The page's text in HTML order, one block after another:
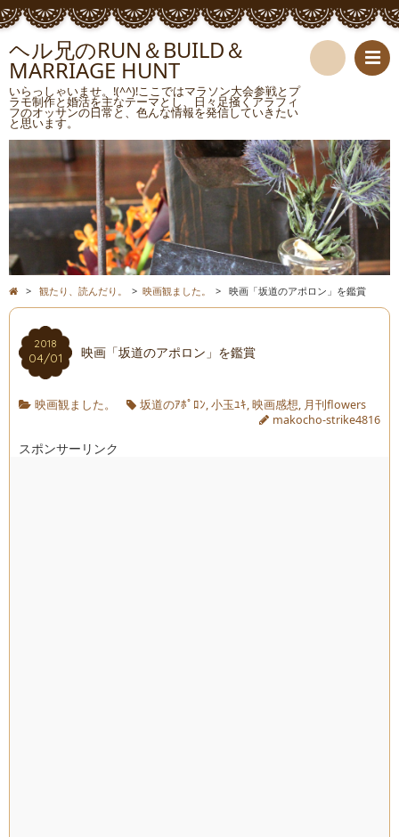
ヘル兄のRUN＆BUILD＆
MARRIAGE HUNT
いらっしゃいませ。!(^^)!ここではマラソン大会参戦とプ
ラモ制作と婚活を主なテーマとし、日々足掻くアラフィ
フのオッサンの日常と、色んな情報を発信していきたい
と思います。
> 観たり、読んだり。 > 映画観ました。 > 映画「坂道のアポロン」を鑑賞
2018
04/01 映画「坂道のアポロン」を鑑賞
映画観ました。 坂道のｱﾎﾟﾛﾝ,小玉ﾕｷ,映画感想, 月刊flowers
makocho-strike4816
スポンサーリンク